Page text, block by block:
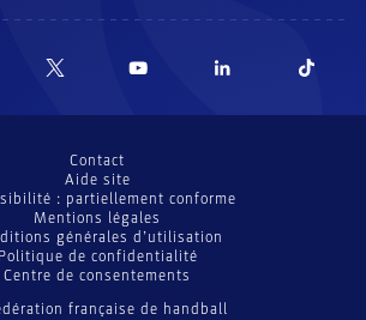
française de handball
Contact
Aide site
: partiellement conforme
Mentions légales
générales d’utilisation
Politique de confidentialité
Centre de consentements